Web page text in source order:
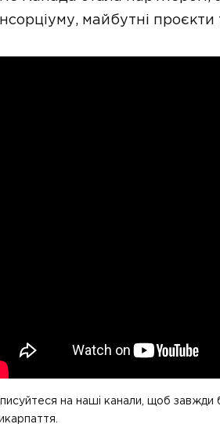
майбутні проєкти
на наші канали, щоб завжди